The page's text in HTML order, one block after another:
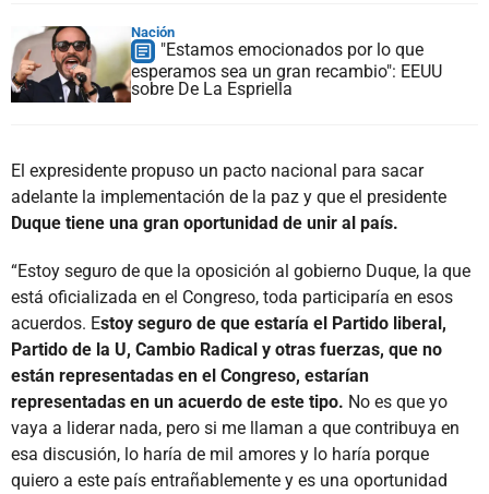
Nación
"Estamos emocionados por lo que
esperamos sea un gran recambio": EEUU
sobre De La Espriella
El expresidente propuso un pacto nacional para sacar
adelante la implementación de la paz y que el presidente
Duque tiene una gran oportunidad de unir al país.
“Estoy seguro de que la oposición al gobierno Duque, la que
está oficializada en el Congreso, toda participaría en esos
acuerdos. Estoy seguro de que estaría el Partido liberal,
Partido de la U, Cambio Radical y otras fuerzas, que no
están representadas en el Congreso, estarían
representadas en un acuerdo de este tipo. No es que yo
vaya a liderar nada, pero si me llaman a que contribuya en
esa discusión, lo haría de mil amores y lo haría porque
quiero a este país entrañablemente y es una oportunidad